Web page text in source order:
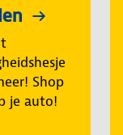
Shop
je auto!